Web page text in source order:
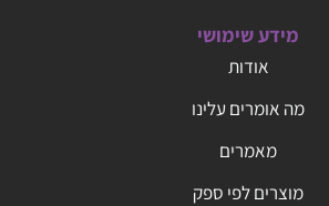
מידע שימושי
אודות
מה אומרים עלינו
מאמרים
מוצרים לפי ספק